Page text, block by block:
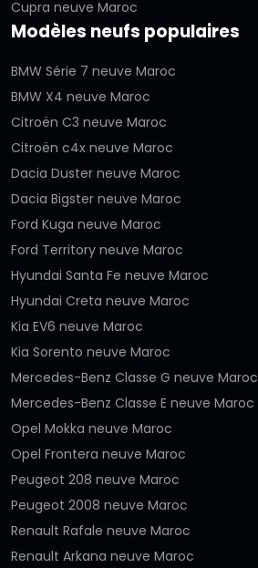
Cupra neuve Maroc
Modèles neufs populaires
BMW Série 7 neuve Maroc
BMW X4 neuve Maroc
Citroën C3 neuve Maroc
Citroën c4x neuve Maroc
Dacia Duster neuve Maroc
Dacia Bigster neuve Maroc
Ford Kuga neuve Maroc
Ford Territory neuve Maroc
Hyundai Santa Fe neuve Maroc
Hyundai Creta neuve Maroc
Kia EV6 neuve Maroc
Kia Sorento neuve Maroc
Mercedes-Benz Classe G neuve Maroc
Mercedes-Benz Classe E neuve Maroc
Opel Mokka neuve Maroc
Opel Frontera neuve Maroc
Peugeot 208 neuve Maroc
Peugeot 2008 neuve Maroc
Renault Rafale neuve Maroc
Renault Arkana neuve Maroc